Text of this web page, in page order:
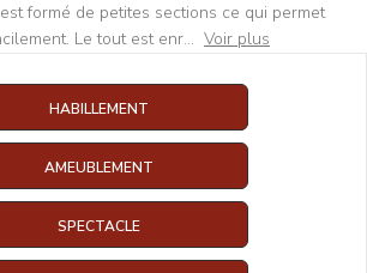
formé de petites sections ce qui permet
Le tout est enr... Voir plus
HABILLEMENT
AMEUBLEMENT
SPECTACLE